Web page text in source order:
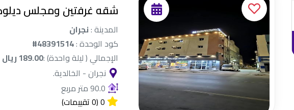
شقه غرفتين ومجلس
المدينة :نجران
كود الوحدة :#48391514
الإجمالي ( ليلة واحدة) :189.00 ريال
نجران - الخالدية.
90.0 متر مربع
0(0 تقييمات)